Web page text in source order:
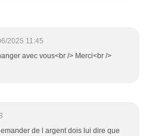
2025 11:45
avec vous<br /> Merci<br />
de l argent dois lui dire que